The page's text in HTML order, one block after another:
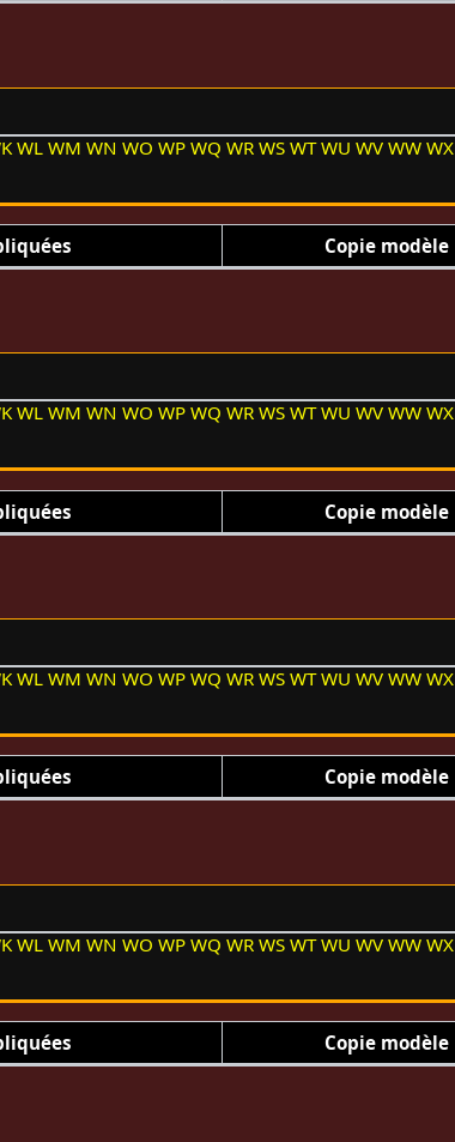
WL WM WN WO WP WQ WR WS WT WU WV WW WX
Copie modèle
WL WM WN WO WP WQ WR WS WT WU WV WW WX
Copie modèle
WL WM WN WO WP WQ WR WS WT WU WV WW WX
Copie modèle
WL WM WN WO WP WQ WR WS WT WU WV WW WX
Copie modèle